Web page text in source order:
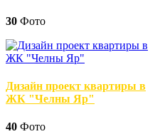
30 Фото
Дизайн проект квартиры в
ЖК "Челны Яр"
40 Фото